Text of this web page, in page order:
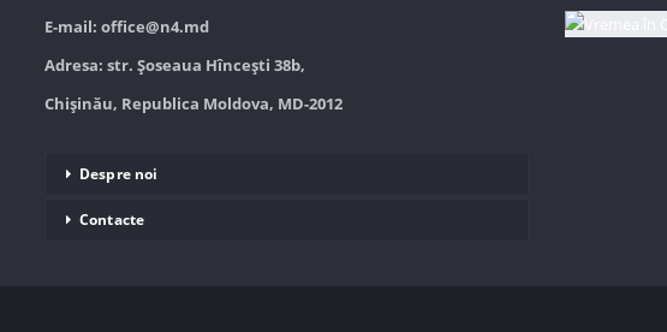
E-mail: office@n4.md
Adresa: str. Șoseaua Hînceşti 38b,
Chișinău, Republica Moldova, MD-2012
Despre noi
Contacte